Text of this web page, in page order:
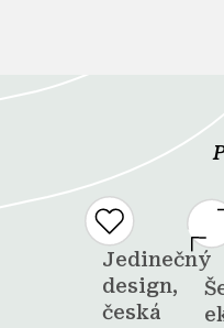
Jedinečný
design,
česká